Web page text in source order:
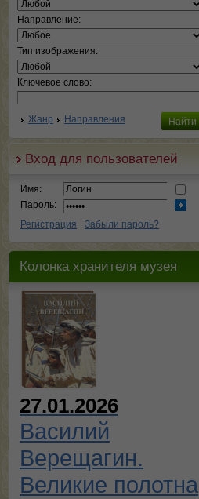
Направление:
Тип изображения:
Ключевое слово:
Жанр Направления
Вход для пользователей
Имя:
Пароль:
Регистрация
Забыли пароль?
Колонка хранителя музея
27.01.2026
Василий
Верещагин.
Великие полотна